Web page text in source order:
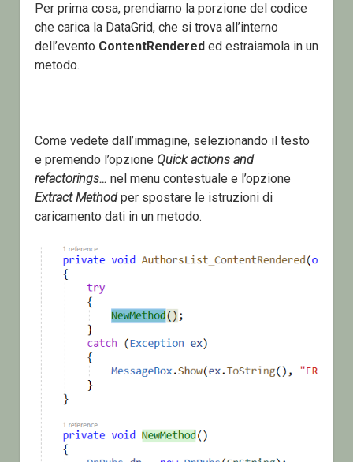
Per prima cosa, prendiamo la porzione del codice
che carica la DataGrid, che si trova all’interno
dell’evento ContentRendereded estraiamola in un
metodo.
Come vedete dall’immagine, selezionando il testo
e premendo l’opzione Quick actions and
refactorings… nel menu contestuale e l’opzione
Extract Methodper spostare le istruzioni di
caricamento dati in un metodo.